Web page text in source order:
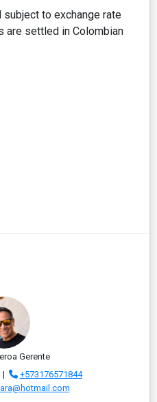
subject to exchange rate
are settled in Colombian
Gerente
+573176571844